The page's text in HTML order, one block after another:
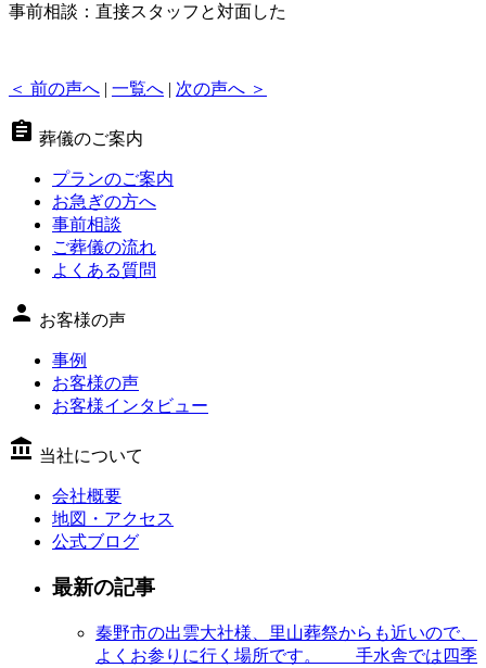
事前相談：直接スタッフと対面した
＜ 前の声へ | 一覧へ | 次の声へ ＞
assignment 葬儀のご案内
プランのご案内
お急ぎの方へ
事前相談
ご葬儀の流れ
よくある質問
person お客様の声
事例
お客様の声
お客様インタビュー
account_balance 当社について
会社概要
地図・アクセス
公式ブログ
最新の記事
秦野市の出雲大社様、里山葬祭からも近いので、
よくお参りに行く場所です。 手水舎では四季